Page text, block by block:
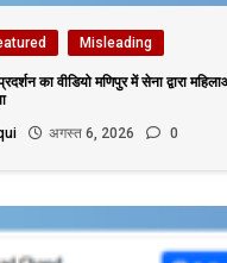
Misleading
का वीडियो मणिपुर में सेना द्वारा
अगस्त 6, 2026 0